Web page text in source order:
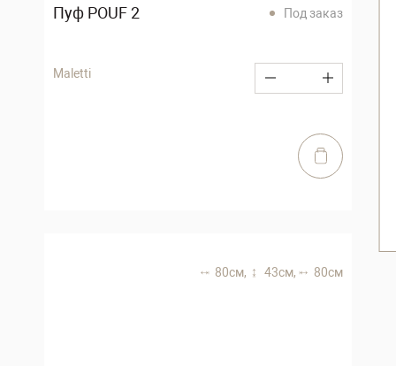
Пуф POUF 2 Под заказ
Maletti
80 см, 43 см, 80 см